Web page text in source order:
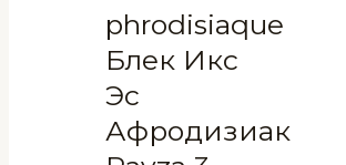
phrodisiaque
Блек Икс
Эс
Афродизиак